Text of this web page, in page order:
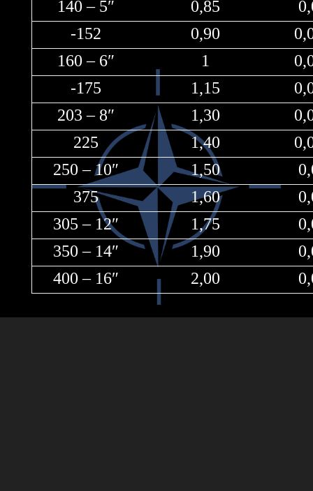
140 – 5″
0,85
-152
0,90
160 – 6″
1
-175
1,15
203 – 8″
1,30
225
1,40
250 – 10″
1,50
375
1,60
305 – 12″
1,75
350 – 14″
1,90
400 – 16″
2,00